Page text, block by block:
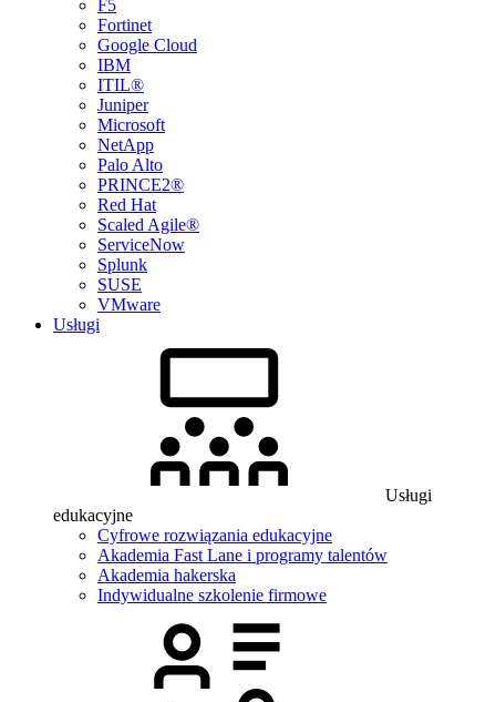
F5
Fortinet
Google Cloud
IBM
ITIL®
Juniper
Microsoft
NetApp
Palo Alto
PRINCE2®
Red Hat
Scaled Agile®
ServiceNow
Splunk
SUSE
VMware
Usługi
Usługi
edukacyjne
Cyfrowe rozwiązania edukacyjne
Akademia Fast Lane i programy talentów
Akademia hakerska
Indywidualne szkolenie firmowe